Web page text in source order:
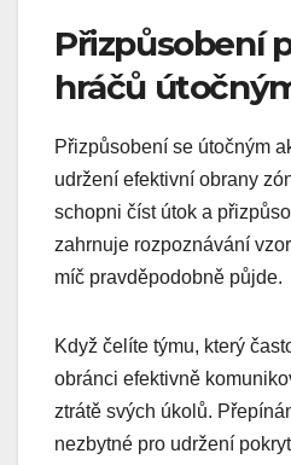
Přizpůsobení
hráčů
Přizpůsobení se útočným
udržení efektivní obrany
schopni číst útok a
zahrnuje rozpoznávání
míč pravděpodobně půjde.
Když čelíte týmu, který
obránci efektivně
ztrátě svých úkolů.
nezbytné pro udržení